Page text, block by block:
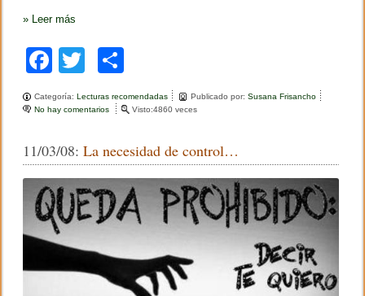
» Leer más
F
a
c
b
o
o
k
tt
m
ar
tir
Categoría:Lecturas recomendadas Publicado por:Susana Frisancho
No hay comentarios
a
o
r
i
Visto:4860 veces
11/03/08:La necesidad de control…